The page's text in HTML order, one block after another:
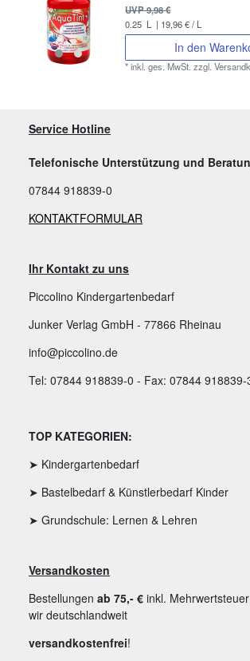
UVP 9,98 €
0.25 L | 19,96 € / L
In den
*inkl. ges. MwSt. zzgl.
Service Hotline
Telefonische Unterstützung und
07844 918839-0
KONTAKTFORMULAR
Ihr Kontakt zu uns
Piccolino Kindergartenbedarf
Junker Verlag GmbH - 77866 Rheinau
info@piccolino.de
Tel: 07844 918839-0 - Fax: 07844 918839-
TOP KATEGORIEN:
➤ Kindergartenbedarf
➤ Bastelbedarf & Künstlerbedarf Kinder
➤ Grundschule: Lernen & Lehren
Versandkosten
Bestellungen ab 75,- € inkl.
wir deutschlandweit
versandkostenfrei!